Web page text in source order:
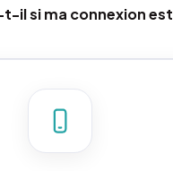
t-il si ma connexion est